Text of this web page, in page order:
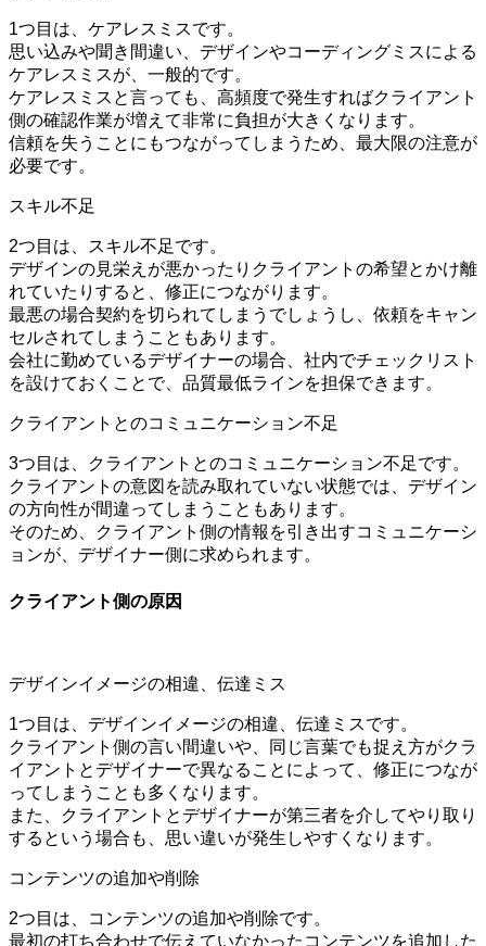
1つ目は、ケアレスミスです。
思い込みや聞き間違い、デザインやコーディングミスによる
ケアレスミスが、一般的です。
ケアレスミスと言っても、高頻度で発生すればクライアント
側の確認作業が増えて非常に負担が大きくなります。
信頼を失うことにもつながってしまうため、最大限の注意が
必要です。
スキル不足
2つ目は、スキル不足です。
デザインの見栄えが悪かったりクライアントの希望とかけ離
れていたりすると、修正につながります。
最悪の場合契約を切られてしまうでしょうし、依頼をキャン
セルされてしまうこともあります。
会社に勤めているデザイナーの場合、社内でチェックリスト
を設けておくことで、品質最低ラインを担保できます。
クライアントとのコミュニケーション不足
3つ目は、クライアントとのコミュニケーション不足です。
クライアントの意図を読み取れていない状態では、デザイン
の方向性が間違ってしまうこともあります。
そのため、クライアント側の情報を引き出すコミュニケーシ
ョンが、デザイナー側に求められます。
クライアント側の原因
デザインイメージの相違、伝達ミス
1つ目は、デザインイメージの相違、伝達ミスです。
クライアント側の言い間違いや、同じ言葉でも捉え方がクラ
イアントとデザイナーで異なることによって、修正につなが
ってしまうことも多くなります。
また、クライアントとデザイナーが第三者を介してやり取り
するという場合も、思い違いが発生しやすくなります。
コンテンツの追加や削除
2つ目は、コンテンツの追加や削除です。
最初の打ち合わせで伝えていなかったコンテンツを追加した